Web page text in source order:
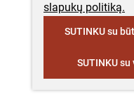
slapukų politiką.
SUTINKU su
SUTINKU